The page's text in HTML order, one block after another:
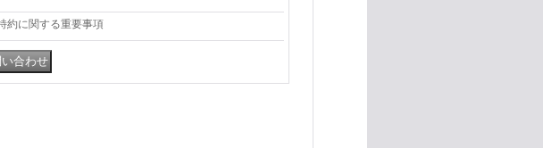
約に関する重要事項